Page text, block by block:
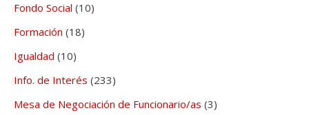
Fondo Social (10)
Formación (18)
Igualdad (10)
Info. de Interés (233)
Mesa de Negociación de Funcionario/as (3)